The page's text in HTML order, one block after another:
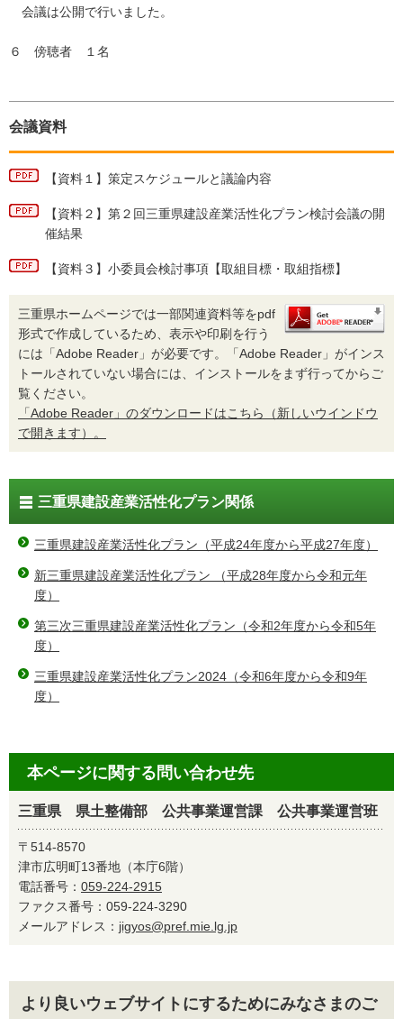
会議は公開で行いました。
６ 傍聴者 １名
会議資料
【資料１】策定スケジュールと議論内容
【資料２】第２回三重県建設産業活性化プラン検討会議の開
催結果
【資料３】小委員会検討事項【取組目標・取組指標】
三重県ホームページでは一部関連資料等をpdf
形式で作成しているため、表示や印刷を行う
には「Adobe Reader」が必要です。「Adobe Reader」がインス
トールされていない場合には、インストールをまず行ってからご
覧ください。
「Adobe Reader」のダウンロードはこちら（新しいウインドウ
で開きます）。
三重県建設産業活性化プラン関係
三重県建設産業活性化プラン（平成24年度から平成27年度）
新三重県建設産業活性化プラン （平成28年度から令和元年
度）
第三次三重県建設産業活性化プラン（令和2年度から令和5年
度）
三重県建設産業活性化プラン2024（令和6年度から令和9年
度）
本ページに関する問い合わせ先
三重県 県土整備部 公共事業運営課 公共事業運営班
〒514-8570
津市広明町13番地（本庁6階）
電話番号： 059-224-2915
ファクス番号：059-224-3290
メールアドレス： jigyos@pref.mie.lg.jp
より良いウェブサイトにするためにみなさまのご